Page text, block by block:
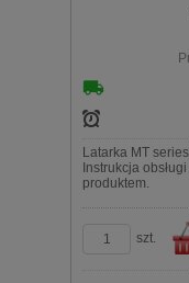
Latarka MT
Instrukcja
produktem.
szt.